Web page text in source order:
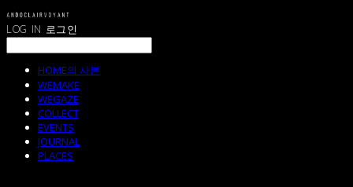
LOG IN 로그인
HOME의 사본
WEMAKE
WEGAZE
COLLECT
EVENTS
JOURNAL
PLACES